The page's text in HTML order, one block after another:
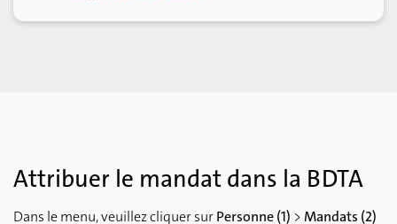
Attribuer le mandat dans la BDTA
Dans le menu, veuillez cliquer surPersonne (1) >Mandats (2)